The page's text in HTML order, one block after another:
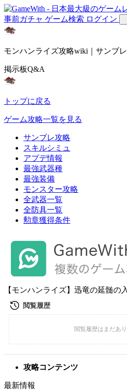
事前ガチャ ゲーム検索 ログイン
モンハンライズ攻略wiki｜サンブ
掲示板Q&A
トップに戻る
ゲーム攻略一覧を見る
サンブレ攻略
スキルシミュ
アプデ情報
最強武器種
最強装備
モンスター攻略
全武器一覧
全防具一覧
勲章獲得条件
【モンハンライズ】迅竜の延髄の
攻略コンテンツ
最新情報